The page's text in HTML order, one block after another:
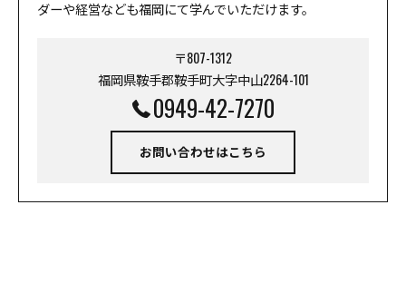
ダーや経営なども福岡にて学んでいただけます。
〒807-1312
福岡県鞍手郡鞍手町大字中山2264-101
0949-42-7270
お問い合わせはこちら